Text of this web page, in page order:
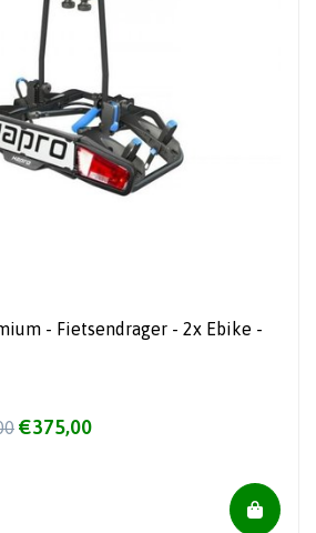
- Fietsendrager - 2x Ebike -
€375,00